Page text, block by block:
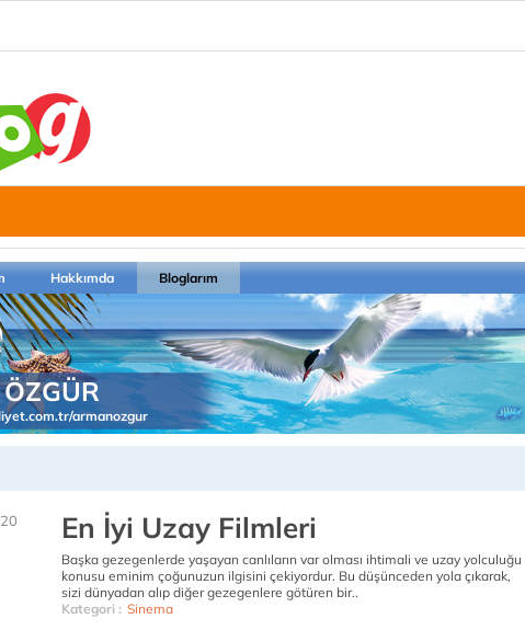
Hakkımda Bloglarım
armanozgur
En İyi Uzay Filmleri
Başka gezegenlerde yaşayan canlıların var olması ihtimali ve uzay yolculuğu
konusu eminim çoğunuzun ilgisini çekiyordur. Bu düşünceden yola çıkarak,
sizi dünyadan alıp diğer gezegenlere götüren bir..
Kategori : Sinema